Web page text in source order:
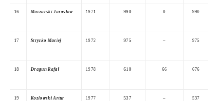
16 Moczarski Jarosław 1971 990 0 990
17 Stryzko Maciej 1972 975 – 975
18 Dragun Rafał 1978 610 66 676
19 Kozłowski Artur 1977 537 – 537